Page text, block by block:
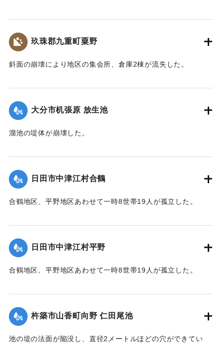
た。
｜固有コード:01215062
玖珠郡九重町粟野
斜面の崩壊により地区の集会所、倉庫2棟が流失した。
2020/7/6｜固有コード:01215063
大分市机張原 放生池
溜池の堤体が崩壊した。
2020/7/6｜固有コード:01215064
日田市中津江村合鶴
合鶴地区、平野地区あわせて一時8世帯19人が孤立した。
2020/7/6｜固有コード: 01215057
日田市中津江村平野
合鶴地区、平野地区あわせて一時8世帯19人が孤立した。
2020/7/6｜固有コード: 01215058
杵築市山香町向野 仁田尾池
池の堤の法面が陥没し、直径2メートルほどの穴ができてい